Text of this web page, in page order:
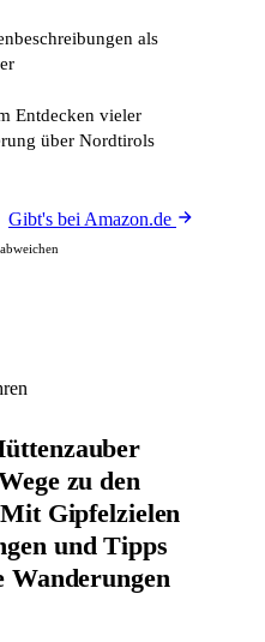
als
Entdecken vieler
über Nordtirols
Gibt's bei Amazon.de
zu den
Gipfelzielen
und Tipps
Wanderungen